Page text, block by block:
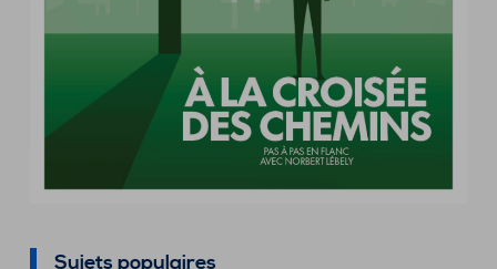
Sujets populaires